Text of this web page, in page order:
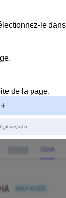
le dans
de la page.